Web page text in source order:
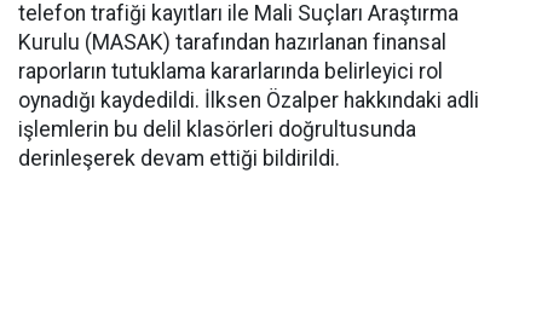
telefon trafiği kayıtları ile Mali Suçları Araştırma
Kurulu (MASAK) tarafından hazırlanan finansal
raporların tutuklama kararlarında belirleyici rol
oynadığı kaydedildi. İlksen Özalper hakkındaki adli
işlemlerin bu delil klasörleri doğrultusunda
derinleşerek devam ettiği bildirildi.